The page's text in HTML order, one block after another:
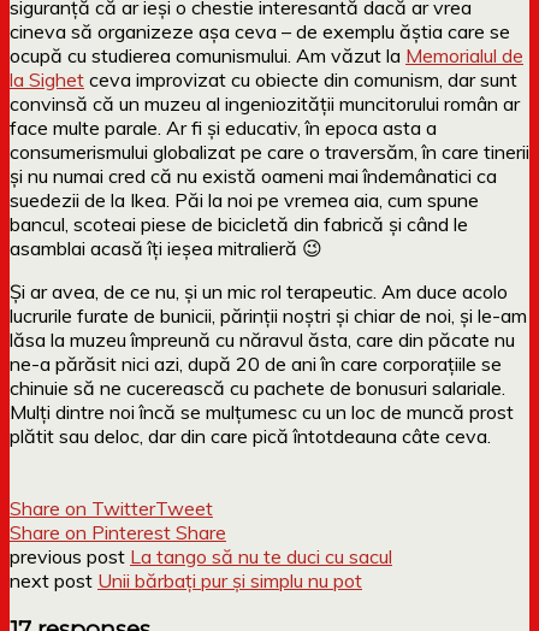
siguranță că ar ieși o chestie interesantă dacă ar vrea
cineva să organizeze așa ceva – de exemplu ăștia care se
ocupă cu studierea comunismului. Am văzut la Memorialul de
la Sighet ceva improvizat cu obiecte din comunism, dar sunt
convinsă că un muzeu al ingeniozității muncitorului român ar
face multe parale. Ar fi și educativ, în epoca asta a
consumerismului globalizat pe care o traversăm, în care tinerii
și nu numai cred că nu există oameni mai îndemânatici ca
suedezii de la Ikea. Păi la noi pe vremea aia, cum spune
bancul, scoteai piese de bicicletă din fabrică și când le
asamblai acasă îți ieșea mitralieră 😉
Și ar avea, de ce nu, și un mic rol terapeutic. Am duce acolo
lucrurile furate de bunicii, părinții noștri și chiar de noi, și le-am
lăsa la muzeu împreună cu năravul ăsta, care din păcate nu
ne-a părăsit nici azi, după 20 de ani în care corporațiile se
chinuie să ne cucerească cu pachete de bonusuri salariale.
Mulți dintre noi încă se mulțumesc cu un loc de muncă prost
plătit sau deloc, dar din care pică întotdeauna câte ceva.
Share on TwitterTweet
Share on Pinterest Share
previous post La tango să nu te duci cu sacul
next post Unii bărbați pur și simplu nu pot